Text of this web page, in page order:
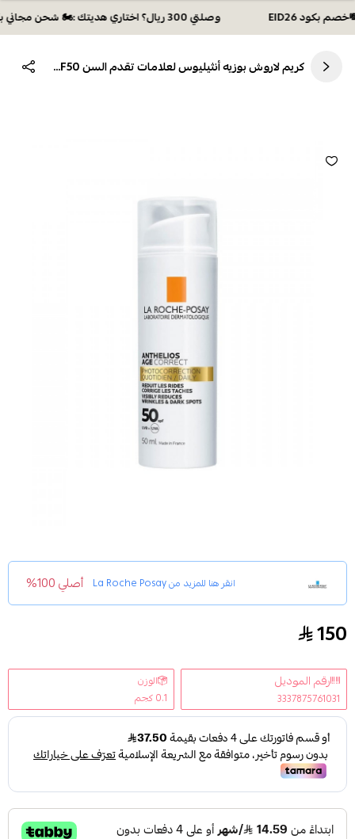
وصلتي 300 ريال؟ اختاري هديتك :🏍 شحن مجاني بكود N28 أو 💸خصم بكود EID26
كريم لاروش بوزيه أنثيليوس لعلامات تقدم السن SPF50
انقر هنا للمزيد منLa Roche Posay أصلي 100%
كريم لاروش بوزيه أنثيليوس لعلامات تقدم السن SPF50
150
رقم الموديل
3337875761031
الوزن
0.1 كجم